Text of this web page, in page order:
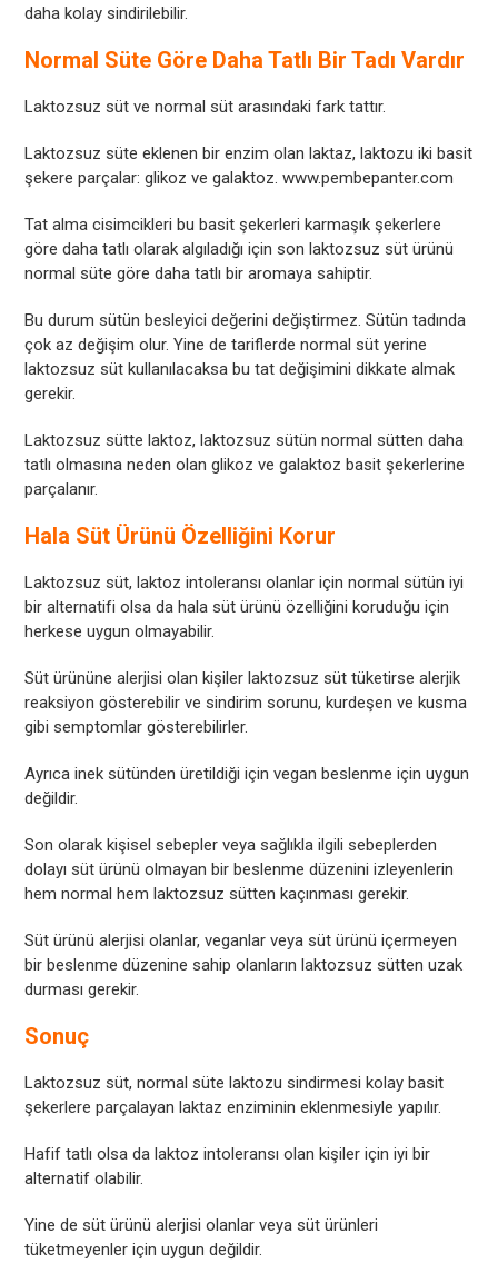
daha kolay sindirilebilir.
Normal Süte Göre Daha Tatlı Bir Tadı Vardır
Laktozsuz süt ve normal süt arasındaki fark tattır.
Laktozsuz süte eklenen bir enzim olan laktaz, laktozu iki basit
şekere parçalar: glikoz ve galaktoz. www.pembepanter.com
Tat alma cisimcikleri bu basit şekerleri karmaşık şekerlere
göre daha tatlı olarak algıladığı için son laktozsuz süt ürünü
normal süte göre daha tatlı bir aromaya sahiptir.
Bu durum sütün besleyici değerini değiştirmez. Sütün tadında
çok az değişim olur. Yine de tariflerde normal süt yerine
laktozsuz süt kullanılacaksa bu tat değişimini dikkate almak
gerekir.
Laktozsuz sütte laktoz, laktozsuz sütün normal sütten daha
tatlı olmasına neden olan glikoz ve galaktoz basit şekerlerine
parçalanır.
Hala Süt Ürünü Özelliğini Korur
Laktozsuz süt, laktoz intoleransı olanlar için normal sütün iyi
bir alternatifi olsa da hala süt ürünü özelliğini koruduğu için
herkese uygun olmayabilir.
Süt ürününe alerjisi olan kişiler laktozsuz süt tüketirse alerjik
reaksiyon gösterebilir ve sindirim sorunu, kurdeşen ve kusma
gibi semptomlar gösterebilirler.
Ayrıca inek sütünden üretildiği için vegan beslenme için uygun
değildir.
Son olarak kişisel sebepler veya sağlıkla ilgili sebeplerden
dolayı süt ürünü olmayan bir beslenme düzenini izleyenlerin
hem normal hem laktozsuz sütten kaçınması gerekir.
Süt ürünü alerjisi olanlar, veganlar veya süt ürünü içermeyen
bir beslenme düzenine sahip olanların laktozsuz sütten uzak
durması gerekir.
Sonuç
Laktozsuz süt, normal süte laktozu sindirmesi kolay basit
şekerlere parçalayan laktaz enziminin eklenmesiyle yapılır.
Hafif tatlı olsa da laktoz intoleransı olan kişiler için iyi bir
alternatif olabilir.
Yine de süt ürünü alerjisi olanlar veya süt ürünleri
tüketmeyenler için uygun değildir.